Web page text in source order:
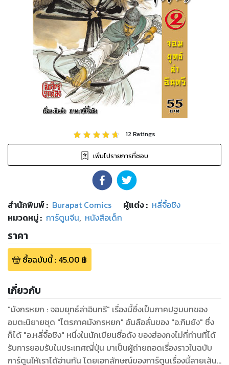
12Ratings
เพิ่มไปรายการที่ชอบ
สำนักพิมพ์: Burapat Comics ผู้แต่ง : หลี่จื้อชิง
หมวดหมู่: การ์ตูนจีน, หนังสือเด็ก
ราคา
ซื้อฉบับนี้: 45.00 ฿
เกี่ยวกับ
"มังกรหยก : จอมยุทธ์ล่าอินทรี" เรื่องนี้ซึ่งเป็นภาคปฐมบทของ
อมตะนิยายชุด "ไตรภาคมังกรหยก" อันลือลั่นของ "อ.กิมย้ง" ซึ่ง
ก็ได้ "อ.หลี่จื้อชิง" หนึ่งในนักเขียนชื่อดัง ของฮ่องกงไม่กี่ท่านที่ได้
รับการยอมรับในประเทศญี่ปุ่น มาเป็นผู้ถ่ายถอดเรื่องราวในฉบับ
การ์ตูนให้เราได้อ่านกัน โดยเอกลักษณ์ของการ์ตูนเรื่องนี้ลายเส้น